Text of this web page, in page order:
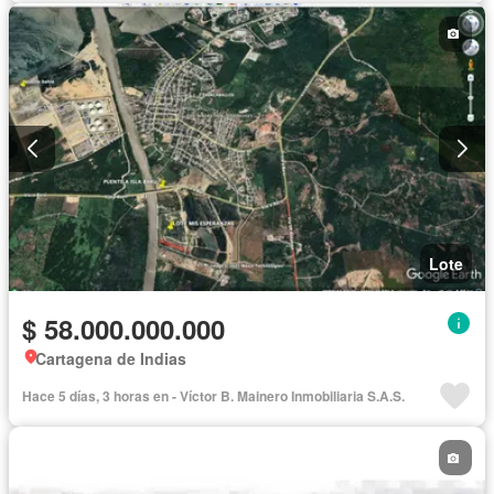
Lote
$ 58.000.000.000
Cartagena de Indias
Hace 5 días, 3 horas en - Víctor B. Mainero Inmobiliaria S.A.S.